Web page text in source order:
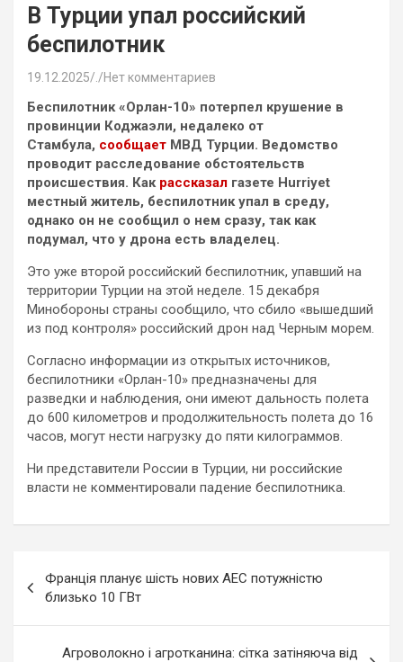
В Турции упал российский
беспилотник
19.12.2025 Нет комментариев
Беспилотник «Орлан-10» потерпел крушение в
провинции Коджаэли, недалеко от
Стамбула, сообщает МВД Турции. Ведомство
проводит расследование обстоятельств
происшествия. Как рассказал газете Hurriyet
местный житель, беспилотник упал в среду,
однако он не сообщил о нем сразу, так как
подумал, что у дрона есть владелец.
Это уже второй российский беспилотник, упавший на
территории Турции на этой неделе. 15 декабря
Минобороны страны сообщило, что сбило «вышедший
из под контроля» российский дрон над Черным морем.
Согласно информации из открытых источников,
беспилотники «Орлан-10» предназначены для
разведки и наблюдения, они имеют дальность полета
до 600 километров и продолжительность полета до 16
часов, могут нести нагрузку до пяти килограммов.
Ни представители России в Турции, ни российские
власти не комментировали падение беспилотника.
по
записям
Франція планує шість нових АЕС потужністю
близько 10 ГВт
Агроволокно і агротканина: сітка затіняюча від